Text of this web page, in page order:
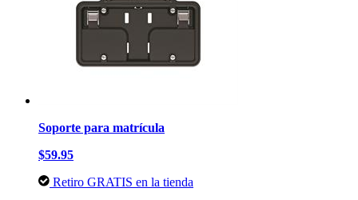
Soporte para matrícula
$59.95
Retiro GRATIS en la tienda